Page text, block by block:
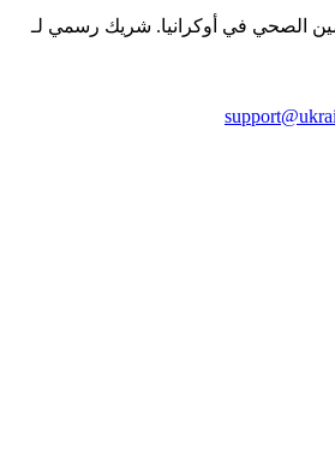
في أوكرانيا. شريك رسمي لـ